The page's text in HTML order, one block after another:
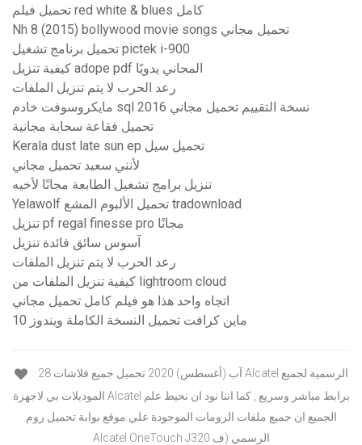
تحميل فيلم red white & blues كامل
Nh 8 (2015) bollywood movie songs تحميل مجاني
تحميل برنامج تشغيل pictek i-900
كيفية تنزيل adope pdf المجاني يدويًا
رعد الحرب لا يتم تنزيل الملفات
مايكروسوفت خادم sql 2016 نسخة التقييم تحميل مجاني
تحميل فقاعة سحابة مجانية
Kerala dust late sun ep تحميل سيل
لأنني سعيد تحميل مجاني
تنزيل برامج تشغيل الطابعة مجانًا لأخيه
Yelawolf تحميل الألبوم المشع tradownload
تنزيل pf regal finesse pro مجانًا
آسوس سائق فائدة تنزيل
رعد الحرب لا يتم تنزيل الملفات
كيفية تنزيل الملفات من lightroom cloud
اتجاه واحد هذا هو فيلم كامل تحميل مجاني
ماين كرافت تحميل النسخة الكاملة ويندوز 10
28 آب (أغسطس) 2020 تحميل جميع فلاشات Alcatel الرسمية لجميع
الموديلات بي لاجهزة Alcatel برابط مباشر وسريع , كما اننا نود ان نحيط علم
الجميع ان جميع ملفات الرومات الموجودة علي موقع بوابة تحميل روم
Alcatel OneTouch J320 الرسمي (ف